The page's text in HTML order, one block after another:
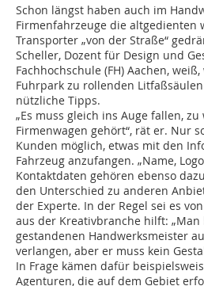
Schon längst haben auch im
Firmenfahrzeuge die altgedienten
Transporter „von der Straße“
Scheller, Dozent für Design und
Fachhochschule (FH) Aachen,
Fuhrpark zu rollenden
nützliche Tipps.
„Es muss gleich ins Auge fallen,
Firmenwagen gehört“, rät er. Nur
Kunden möglich, etwas mit den
Fahrzeug anzufangen. „Name,
Kontaktdaten gehören ebenso
den Unterschied zu anderen
der Experte. In der Regel sei es
aus der Kreativbranche hilft: „Man
gestandenen Handwerksmeister
verlangen, aber er muss kein
In Frage kämen dafür
Agenturen, die auf dem Gebiet